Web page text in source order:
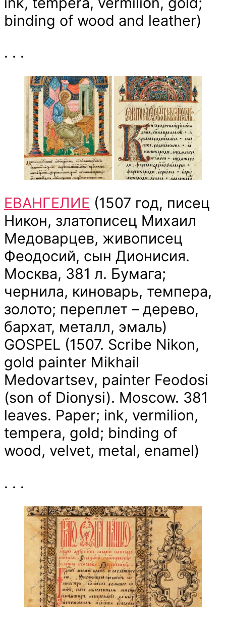
binding of wood and leather)
. . .
ЕВАНГЕЛИЕ (1507 год, писец
Никон, златописец Михаил
Медоварцев, живописец
Феодосий, сын Дионисия.
Москва, 381 л. Бумага;
чернила, киноварь, темпера,
золото; переплет – дерево,
бархат, металл, эмаль)
GOSPEL (1507. Scribe Nikon,
gold painter Mikhail
Medovartsev, painter Feodosi
(son of Dionysi). Moscow. 381
leaves. Paper; ink, vermilion,
tempera, gold; binding of
wood, velvet, metal, enamel)
. . .